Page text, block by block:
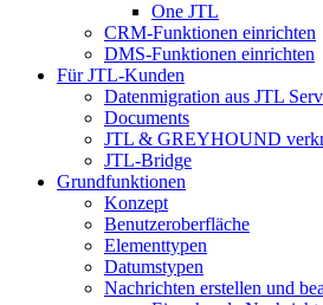
One JTL
CRM-Funktionen einrichten
DMS-Funktionen einrichten
Für JTL-Kunden
Datenmigration aus JTL
Documents
JTL & GREYHOUND
JTL-Bridge
Grundfunktionen
Konzept
Benutzeroberfläche
Elementtypen
Datumstypen
Nachrichten erstellen und